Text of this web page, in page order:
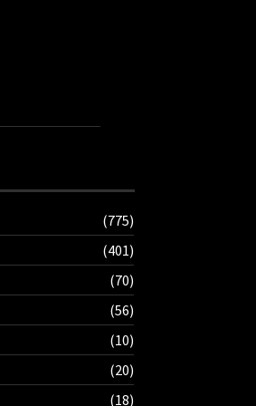
(775)
(401)
(70)
(56)
(10)
(20)
(18)